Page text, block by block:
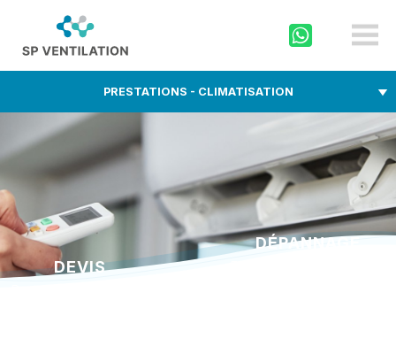
PRESTATIONS - CLIMATISATION
DEVIS
DÉPANNAGE